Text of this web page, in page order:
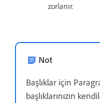
zorlanır.
Not
Başlıklar için
başlıklarınızın